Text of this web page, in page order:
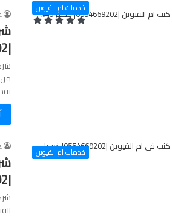
خدمات ام القيوين
|0554669202| خصم 40%
من
خدمات ام القيوين
|0554669202| غسيل بالبخار